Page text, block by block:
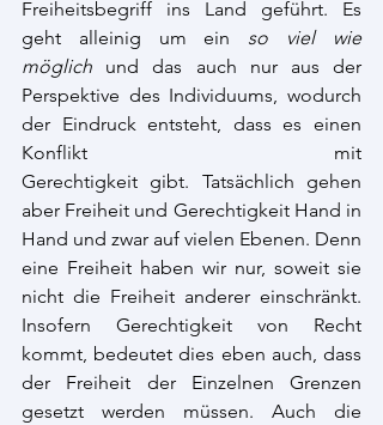
Freiheitsbegriff ins Land geführt. Es
geht alleinig um ein so viel wie
möglich und das auch nur aus der
Perspektive des Individuums, wodurch
der Eindruck entsteht, dass es einen
Konflikt mit
Gerechtigkeit gibt. Tatsächlich gehen
aber Freiheit und Gerechtigkeit Hand in
Hand und zwar auf vielen Ebenen. Denn
eine Freiheit haben wir nur, soweit sie
nicht die Freiheit anderer einschränkt.
Insofern Gerechtigkeit von Recht
kommt, bedeutet dies eben auch, dass
der Freiheit der Einzelnen Grenzen
gesetzt werden müssen. Auch die